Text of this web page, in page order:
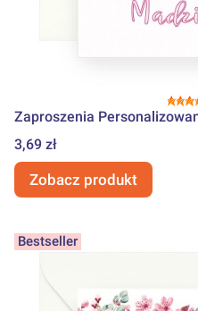
Zaproszenia
Cena
3,69 zł
Zobacz produkt
Bestseller